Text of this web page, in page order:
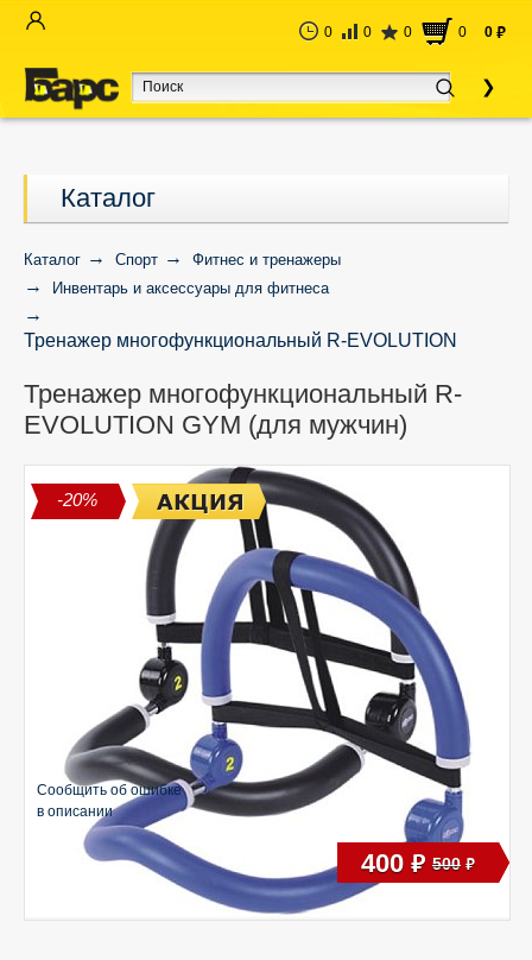
0 0 0 0 0 руб
Каталог
Каталог Спорт
Фитнес и тренажеры
Инвентарь и аксессуары для фитнеса
Тренажер многофункциональный R-EVOLUTION
Тренажер многофункциональный R-
EVOLUTION GYM (для мужчин)
-20%
Сообщить об ошибке
в описании
400 руб 500 руб